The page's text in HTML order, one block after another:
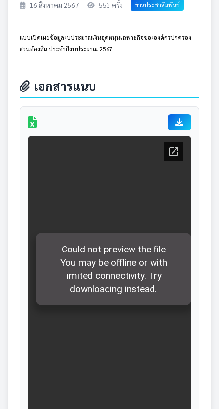
16 สิงหาคม 2567 553 ครั้ง ข่าวประชาสัมพันธ์
แบบเปิดเผยข้อมูลงบประมาณเงินอุดหนุนเฉพาะกิจขององค์กรปกครอง
ส่วนท้องถิ่น ประจำปีงบประมาณ 2567
เอกสารแนบ